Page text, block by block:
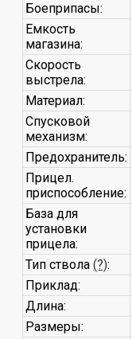
Боеприпасы:
Емкость
магазина:
Скорость
выстрела:
Материал:
Спусковой
механизм:
Предохранитель:
Прицел.
приспособление:
База для
установки
прицела:
Тип ствола(?):
Приклад:
Длина:
Размеры: